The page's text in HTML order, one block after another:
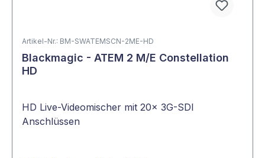
Artikel-Nr.: BM-SWATEMSCN-2ME-HD
Blackmagic - ATEM 2 M/E Constellation
HD
HD Live-Videomischer mit 20x 3G-SDI
Anschlüssen